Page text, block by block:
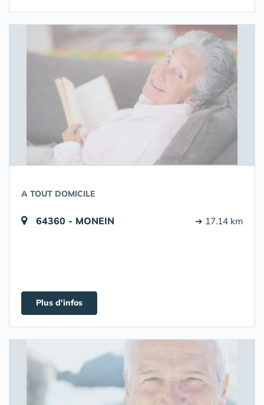
A TOUT DOMICILE
64360 - MONEIN ➔ 17.14 km
Plus d'infos